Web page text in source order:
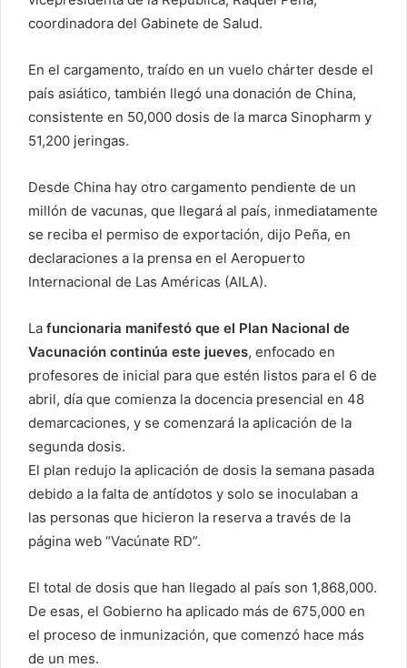
coordinadora del Gabinete de Salud.
En el cargamento, traído en un vuelo chárter desde el
país asiático, también llegó una donación de China,
consistente en 50,000 dosis de la marca Sinopharm y
51,200 jeringas.
Desde China hay otro cargamento pendiente de un
millón de vacunas, que llegará al país, inmediatamente
se reciba el permiso de exportación, dijo Peña, en
declaraciones a la prensa en el Aeropuerto
Internacional de Las Américas (AILA).
La funcionaria manifestó que el Plan Nacional de
Vacunación continúa este jueves, enfocado en
profesores de inicial para que estén listos para el 6 de
abril, día que comienza la docencia presencial en 48
demarcaciones, y se comenzará la aplicación de la
segunda dosis.
El plan redujo la aplicación de dosis la semana pasada
debido a la falta de antídotos y solo se inoculaban a
las personas que hicieron la reserva a través de la
página web “Vacúnate RD”.
El total de dosis que han llegado al país son 1,868,000.
De esas, el Gobierno ha aplicado más de 675,000 en
el proceso de inmunización, que comenzó hace más
de un mes.